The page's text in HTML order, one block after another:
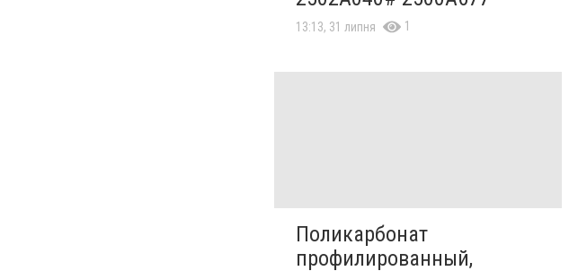
13:13, 31 липня 1
Поликарбонат
профилированный,